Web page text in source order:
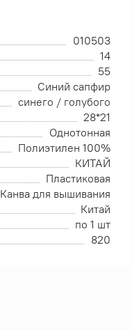
010503
14
55
Синий сапфир
синего / голубого
28*21
Однотонная
Полиэтилен 100%
КИТАЙ
Пластиковая
Канва для вышивания
Китай
по 1 шт
820